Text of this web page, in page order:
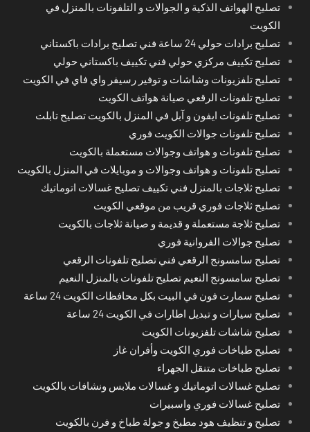
تصليح الهواتف الذكية و الجوالات و التلفونات بالمنزل في
الكويت
تصليح برادات حولي 24 ساعة فني تصليح برادات باكستاني
تصليح تكييف مركزي حولي فني تكييف باكستاني حولي
تصليح تلفزيونات وشاشات و توفير رسيفر واي فاي في الكويت
تصليح تلفونات الرقعي صيانة هواتف الكويت
تصليح تلفونات ايفون و آبل في المنزل بالكويت تصليح تابلت
تصليح تلفونات جوالات الكويت فوري
تصليح تلفونات و هواتف وجوالات مستعملة بالكويت
تصليح تلفونات و هواتف وجوالات و موبايلات في المنزل بالكويت
تصليح ثلاجات بالمنزل فني تكييف تصليح غسالات اتوماتيك
تصليح ثلاجات فوري قريب من موقعي الكويت
تصليح ثلاجة مستعملة و قديمة و صيانة ثلاجات بالكويت
تصليح جوالات الفروانية فوري
تصليح سامسونج الرقعي فني تصليح تلفونات الرقعي
تصليح سامسونج النعيم تصليح تلفونات بالمنزل النعيم
تصليح سمارت فون في البيت بكل محافظات الكويت 24 ساعة
تصليح سيارات و تبديل اطارات في الكويت 24 ساعة
تصليح شاشات تلفزيونات الكويت
تصليح طباخات فوري الكويت وأفران غاز
تصليح طباخات متنقل الجهراء
تصليح غسالات اتوماتيك و غسالات ملابس ونشافات بالكويت
تصليح غسالات فوري واسبيرات
تصليح و تنظيف هود مطبخ و جولة طباخ و فرن بالكويت